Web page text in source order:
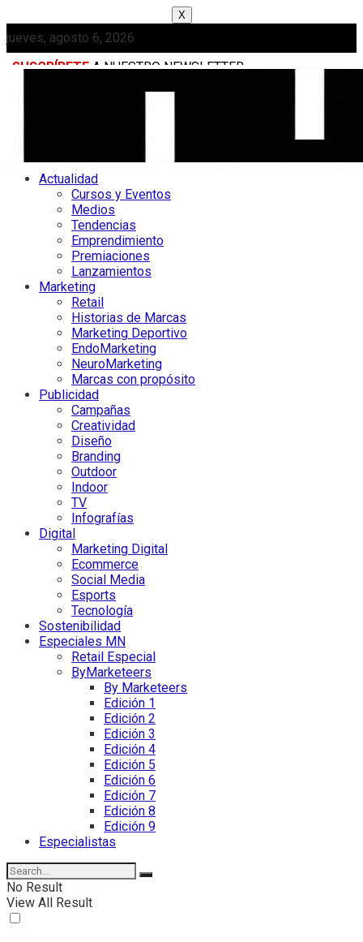
X
jueves, agosto 6, 2026
SUSCRÍBETE A NUESTRO NEWSLETTER
Actualidad
Cursos y Eventos
Medios
Tendencias
Emprendimiento
Premiaciones
Lanzamientos
Marketing
Retail
Historias de Marcas
Marketing Deportivo
EndoMarketing
NeuroMarketing
Marcas con propósito
Publicidad
Campañas
Creatividad
Diseño
Branding
Outdoor
Indoor
TV
Infografías
Digital
Marketing Digital
Ecommerce
Social Media
Esports
Tecnología
Sostenibilidad
Especiales MN
Retail Especial
ByMarketeers
By Marketeers
Edición 1
Edición 2
Edición 3
Edición 4
Edición 5
Edición 6
Edición 7
Edición 8
Edición 9
Especialistas
No Result
View All Result